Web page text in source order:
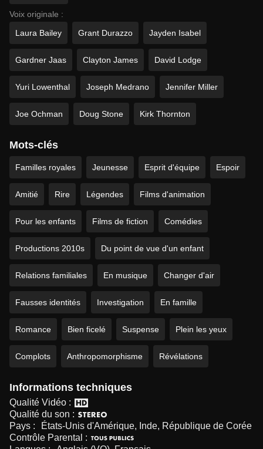
Voix originale :
Laura Bailey
Grant Durazzo Jayden Isabel
Gardner Jaas Clayton James David Lodge
Yuri Lowenthal Joseph Medrano Jennifer Miller
Joe Ochman Doug Stone Kirk Thornton
Mots-clés
Familles royales Jeunesse Esprit d'équipe Espoir
Amitié Rire Légendes Films d'animation
Pour les enfants Films de fiction Comédies
Productions 2010s Du point de vue d'un enfant
Relations familiales En musique Changer d'air
Fausses identités Investigation En famille
Romance Bien ficelé Suspense Plein les yeux
Complots Anthropomorphisme Révélations
Informations techniques
Qualité Vidéo :
Qualité du son :
Pays :
États-Unis d'Amérique, Inde, République de Corée
Contrôle Parental :